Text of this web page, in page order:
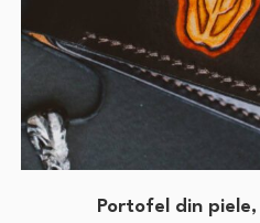
Portofel din